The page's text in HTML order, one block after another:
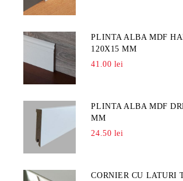
PLINTA ALBA MDF
120X15 MM
41.00 lei
PLINTA ALBA MDF
MM
24.50 lei
CORNIER CU LATURI